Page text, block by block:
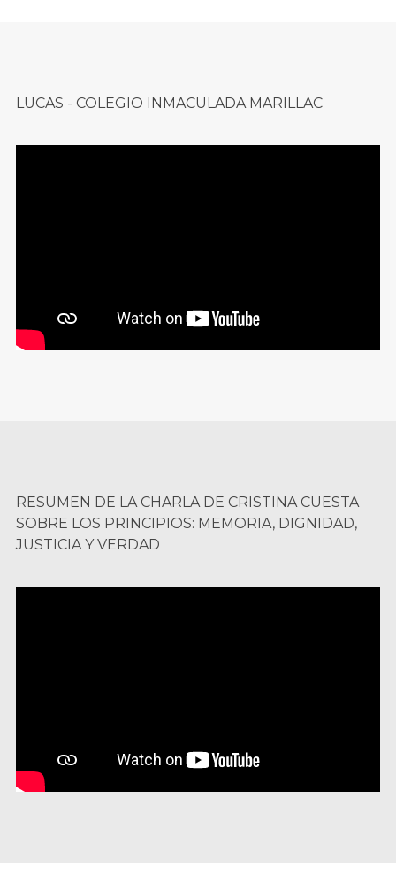
LUCAS - COLEGIO INMACULADA MARILLAC
RESUMEN DE LA CHARLA DE CRISTINA CUESTA
SOBRE LOS PRINCIPIOS: MEMORIA, DIGNIDAD,
JUSTICIA Y VERDAD